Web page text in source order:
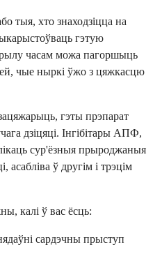
тыя, хто знаходзіцца на
гэтую
часам можа пагоршыць
чые ныркі ўжо з цяжкасцю
гэты прэпарат
дзіцяці. Інгібітары АПФ,
сур'ёзныя прыроджаныя
асабліва ў другім і трэцім
калі ў вас ёсць:
сардэчны прыступ